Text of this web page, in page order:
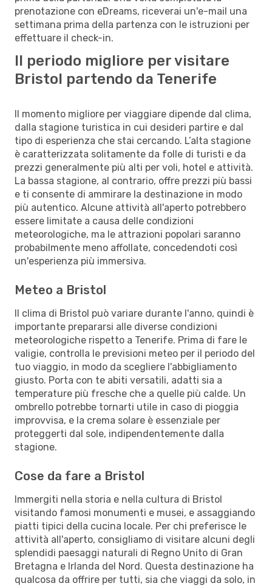
prenotazione con eDreams, riceverai un'e-mail una
settimana prima della partenza con le istruzioni per
effettuare il check-in.
Il periodo migliore per visitare
Bristol partendo da Tenerife
Il momento migliore per viaggiare dipende dal clima,
dalla stagione turistica in cui desideri partire e dal
tipo di esperienza che stai cercando. L’alta stagione
è caratterizzata solitamente da folle di turisti e da
prezzi generalmente più alti per voli, hotel e attività.
La bassa stagione, al contrario, offre prezzi più bassi
e ti consente di ammirare la destinazione in modo
più autentico. Alcune attività all'aperto potrebbero
essere limitate a causa delle condizioni
meteorologiche, ma le attrazioni popolari saranno
probabilmente meno affollate, concedendoti così
un'esperienza più immersiva.
Meteo a Bristol
Il clima di Bristol può variare durante l'anno, quindi è
importante prepararsi alle diverse condizioni
meteorologiche rispetto a Tenerife. Prima di fare le
valigie, controlla le previsioni meteo per il periodo del
tuo viaggio, in modo da scegliere l'abbigliamento
giusto. Porta con te abiti versatili, adatti sia a
temperature più fresche che a quelle più calde. Un
ombrello potrebbe tornarti utile in caso di pioggia
improvvisa, e la crema solare è essenziale per
proteggerti dal sole, indipendentemente dalla
stagione.
Cose da fare a Bristol
Immergiti nella storia e nella cultura di Bristol
visitando famosi monumenti e musei, e assaggiando
piatti tipici della cucina locale. Per chi preferisce le
attività all'aperto, consigliamo di visitare alcuni degli
splendidi paesaggi naturali di Regno Unito di Gran
Bretagna e Irlanda del Nord. Questa destinazione ha
qualcosa da offrire per tutti, sia che viaggi da solo, in